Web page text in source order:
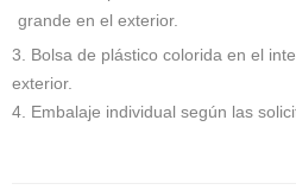
grande en el exterior.
3. Bolsa de plástico colorida en el
exterior.
4. Embalaje individual según las